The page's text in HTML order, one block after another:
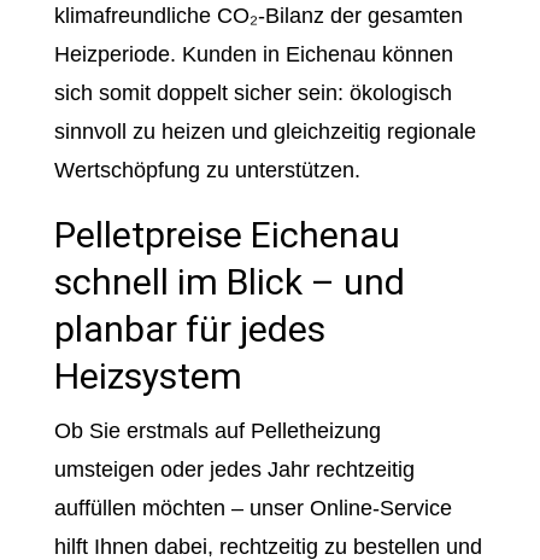
klimafreundliche CO₂-Bilanz der gesamten
Heizperiode. Kunden in Eichenau können
sich somit doppelt sicher sein: ökologisch
sinnvoll zu heizen und gleichzeitig regionale
Wertschöpfung zu unterstützen.
Pelletpreise Eichenau
schnell im Blick – und
planbar für jedes
Heizsystem
Ob Sie erstmals auf Pelletheizung
umsteigen oder jedes Jahr rechtzeitig
auffüllen möchten – unser Online-Service
hilft Ihnen dabei, rechtzeitig zu bestellen und